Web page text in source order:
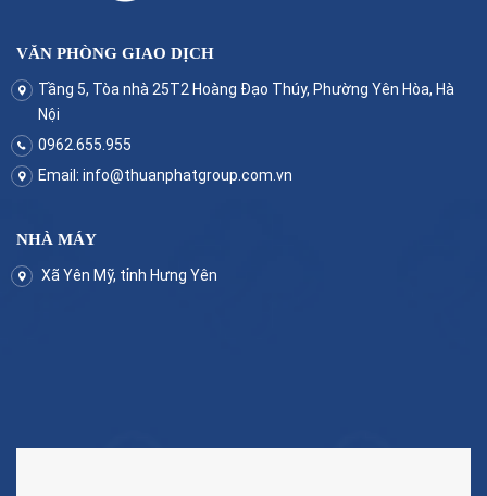
VĂN PHÒNG GIAO DỊCH
Tầng 5, Tòa nhà 25T2 Hoàng Đạo Thúy, Phường Yên Hòa, Hà
Nội
0962.655.955
Email: info@thuanphatgroup.com.vn
NHÀ MÁY
Xã Yên Mỹ, tỉnh Hưng Yên